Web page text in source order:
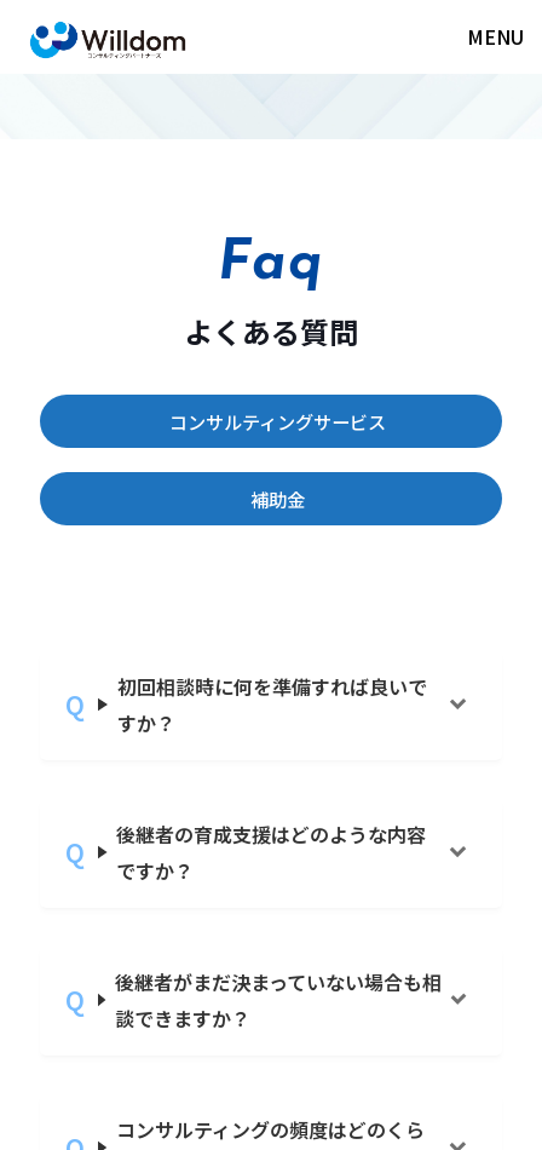
MENU
Faq
よくある質問
コンサルティングサービスに関す
るご質問
Faq
よくある質問
コンサルティングサービス
補助金
初回相談時に何を準備すれば良いで
すか？
後継者の育成支援はどのような内容
ですか？
後継者がまだ決まっていない場合も相
談できますか？
コンサルティングの頻度はどのくら